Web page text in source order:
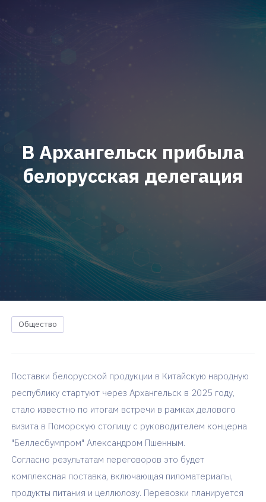
В Архангельск прибыла
белорусская делегация
Общество
Поставки белорусской продукции в Китайскую народную
республику стартуют через Архангельск в 2025 году,
стало известно по итогам встречи в рамках делового
визита в Поморскую столицу с руководителем концерна
"Беллесбумпром" Александром Пшенным.
Согласно результатам переговоров это будет
комплексная поставка, включающая пиломатериалы,
продукты питания и целлюлозу. Перевозки планируется